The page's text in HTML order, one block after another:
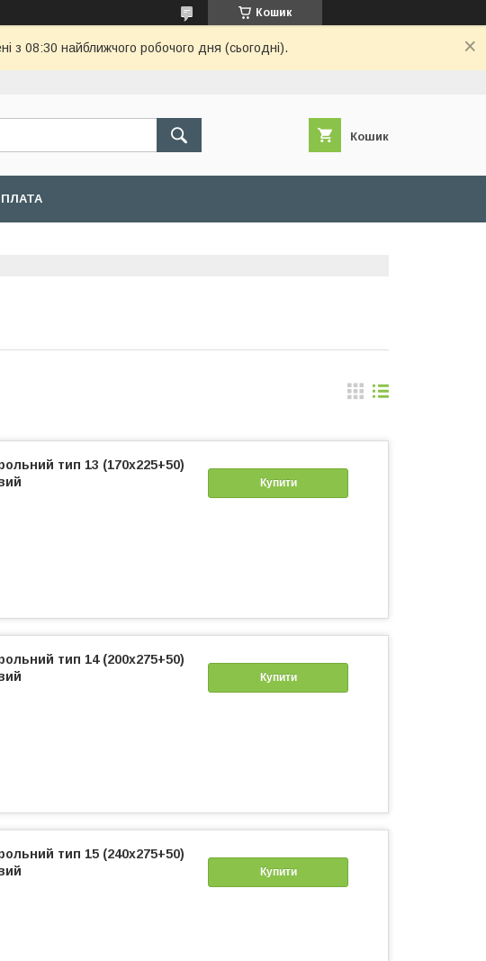
Кошик
з 08:30 найближчого робочого дня (сьогодні).
Кошик
Купити
тип 13 (170х225+50)
Купити
тип 14 (200х275+50)
Купити
тип 15 (240х275+50)